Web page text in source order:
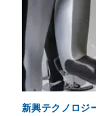
新興テクノロジ